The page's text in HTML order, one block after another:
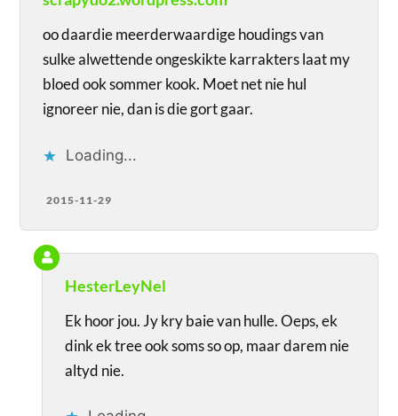
oo daardie meerderwaardige houdings van
sulke alwettende ongeskikte karrakters laat my
bloed ook sommer kook. Moet net nie hul
ignoreer nie, dan is die gort gaar.
Loading...
2015-11-29
HesterLeyNel
Ek hoor jou. Jy kry baie van hulle. Oeps, ek
dink ek tree ook soms so op, maar darem nie
altyd nie.